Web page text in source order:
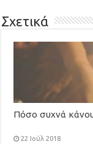
Σχετικά
Πόσο συχνά
22 Ιούλ 2018